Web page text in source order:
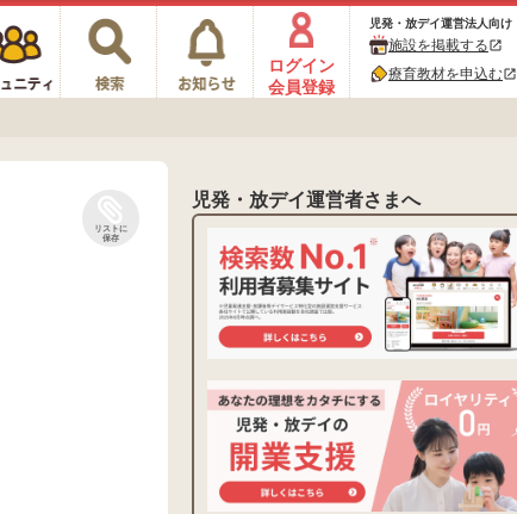
ログイン
会員登録
児発・放デイ運営法人向け
施設を掲載するopen_in_new
療育教材を申込むopen_in_new
リストに
保存
児発・放デイ運営者さまへ